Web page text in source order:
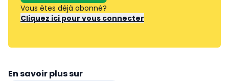
Vous êtes déjà abonné?
Cliquez ici pour vous connecter
En savoir plus sur